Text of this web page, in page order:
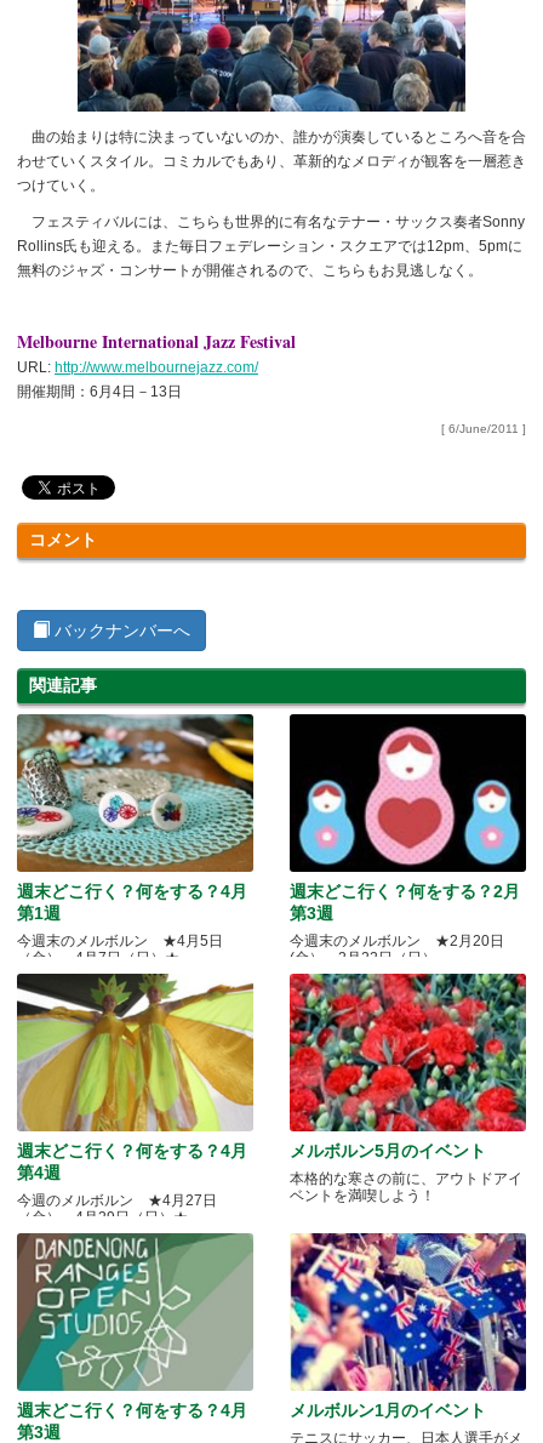
曲の始まりは特に決まっていないのか、誰かが演奏しているところへ音を合
わせていくスタイル。コミカルでもあり、革新的なメロディが観客を一層惹き
つけていく。
フェスティバルには、こちらも世界的に有名なテナー・サックス奏者Sonny
Rollins氏も迎える。また毎日フェデレーション・スクエアでは12pm、5pmに
無料のジャズ・コンサートが開催されるので、こちらもお見逃しなく。
Melbourne International Jazz Festival
URL: http://www.melbournejazz.com/
開催期間：6月4日－13日
[ 6/June/2011 ]
コメント
バックナンバーへ
関連記事
週末どこ行く？何をする？4月
第1週
今週末のメルボルン ★4月5日
（金）～4月7日（日）★
週末どこ行く？何をする？2月
第3週
今週末のメルボルン ★2月20日
(金）～2月22日（日）
週末どこ行く？何をする？4月
第4週
今週のメルボルン ★4月27日
（金）～4月29日（日）★
メルボルン5月のイベント
本格的な寒さの前に、アウトドアイ
ベントを満喫しよう！
週末どこ行く？何をする？4月
第3週
メルボルン1月のイベント
テニスにサッカー、日本人選手がメ